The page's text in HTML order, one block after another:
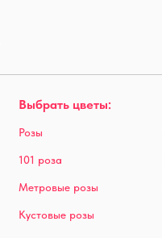
Выбрать цветы:
Розы
101 роза
Метровые розы
Кустовые розы